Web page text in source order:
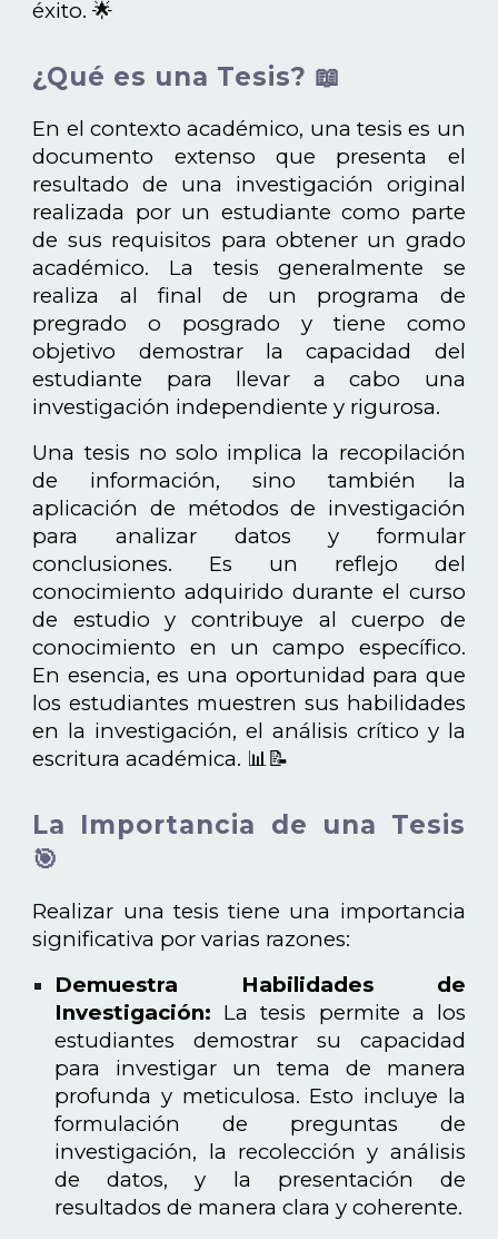
éxito. 🌟
¿Qué es una Tesis? 📖
En el contexto académico, una tesis es un
documento extenso que presenta el
resultado de una investigación original
realizada por un estudiante como parte
de sus requisitos para obtener un grado
académico. La tesis generalmente se
realiza al final de un programa de
pregrado o posgrado y tiene como
objetivo demostrar la capacidad del
estudiante para llevar a cabo una
investigación independiente y rigurosa.
Una tesis no solo implica la recopilación
de información, sino también la
aplicación de métodos de investigación
para analizar datos y formular
conclusiones. Es un reflejo del
conocimiento adquirido durante el curso
de estudio y contribuye al cuerpo de
conocimiento en un campo específico.
En esencia, es una oportunidad para que
los estudiantes muestren sus habilidades
en la investigación, el análisis crítico y la
escritura académica. 📊📝
La Importancia de una Tesis
🎯
Realizar una tesis tiene una importancia
significativa por varias razones:
Demuestra Habilidades de
Investigación: La tesis permite a los
estudiantes demostrar su capacidad
para investigar un tema de manera
profunda y meticulosa. Esto incluye la
formulación de preguntas de
investigación, la recolección y análisis
de datos, y la presentación de
resultados de manera clara y coherente.